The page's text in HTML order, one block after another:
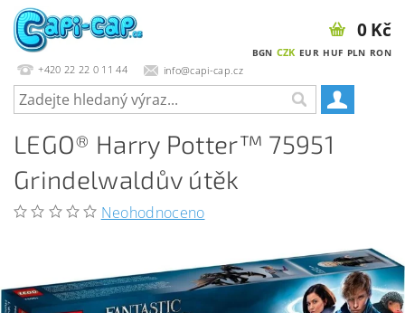
+420 22 22 0 11 44 info@capi-cap.cz
BGN CZK EUR HUF PLN RON
0 Kč
LEGO® Harry Potter™ 75951
Grindelwaldův útěk
Neohodnoceno